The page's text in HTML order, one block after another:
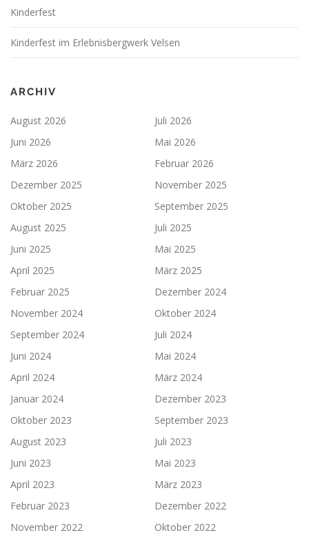
Kinderfest
Kinderfest im Erlebnisbergwerk Velsen
ARCHIV
August 2026
Juli 2026
Juni 2026
Mai 2026
März 2026
Februar 2026
Dezember 2025
November 2025
Oktober 2025
September 2025
August 2025
Juli 2025
Juni 2025
Mai 2025
April 2025
März 2025
Februar 2025
Dezember 2024
November 2024
Oktober 2024
September 2024
Juli 2024
Juni 2024
Mai 2024
April 2024
März 2024
Januar 2024
Dezember 2023
Oktober 2023
September 2023
August 2023
Juli 2023
Juni 2023
Mai 2023
April 2023
März 2023
Februar 2023
Dezember 2022
November 2022
Oktober 2022